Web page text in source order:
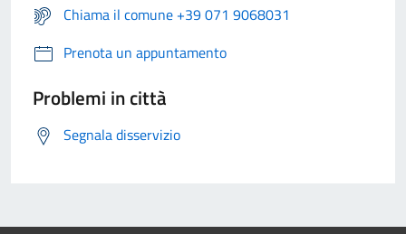
Chiama il comune +39 071 9068031
Prenota un appuntamento
Problemi in città
Segnala disservizio